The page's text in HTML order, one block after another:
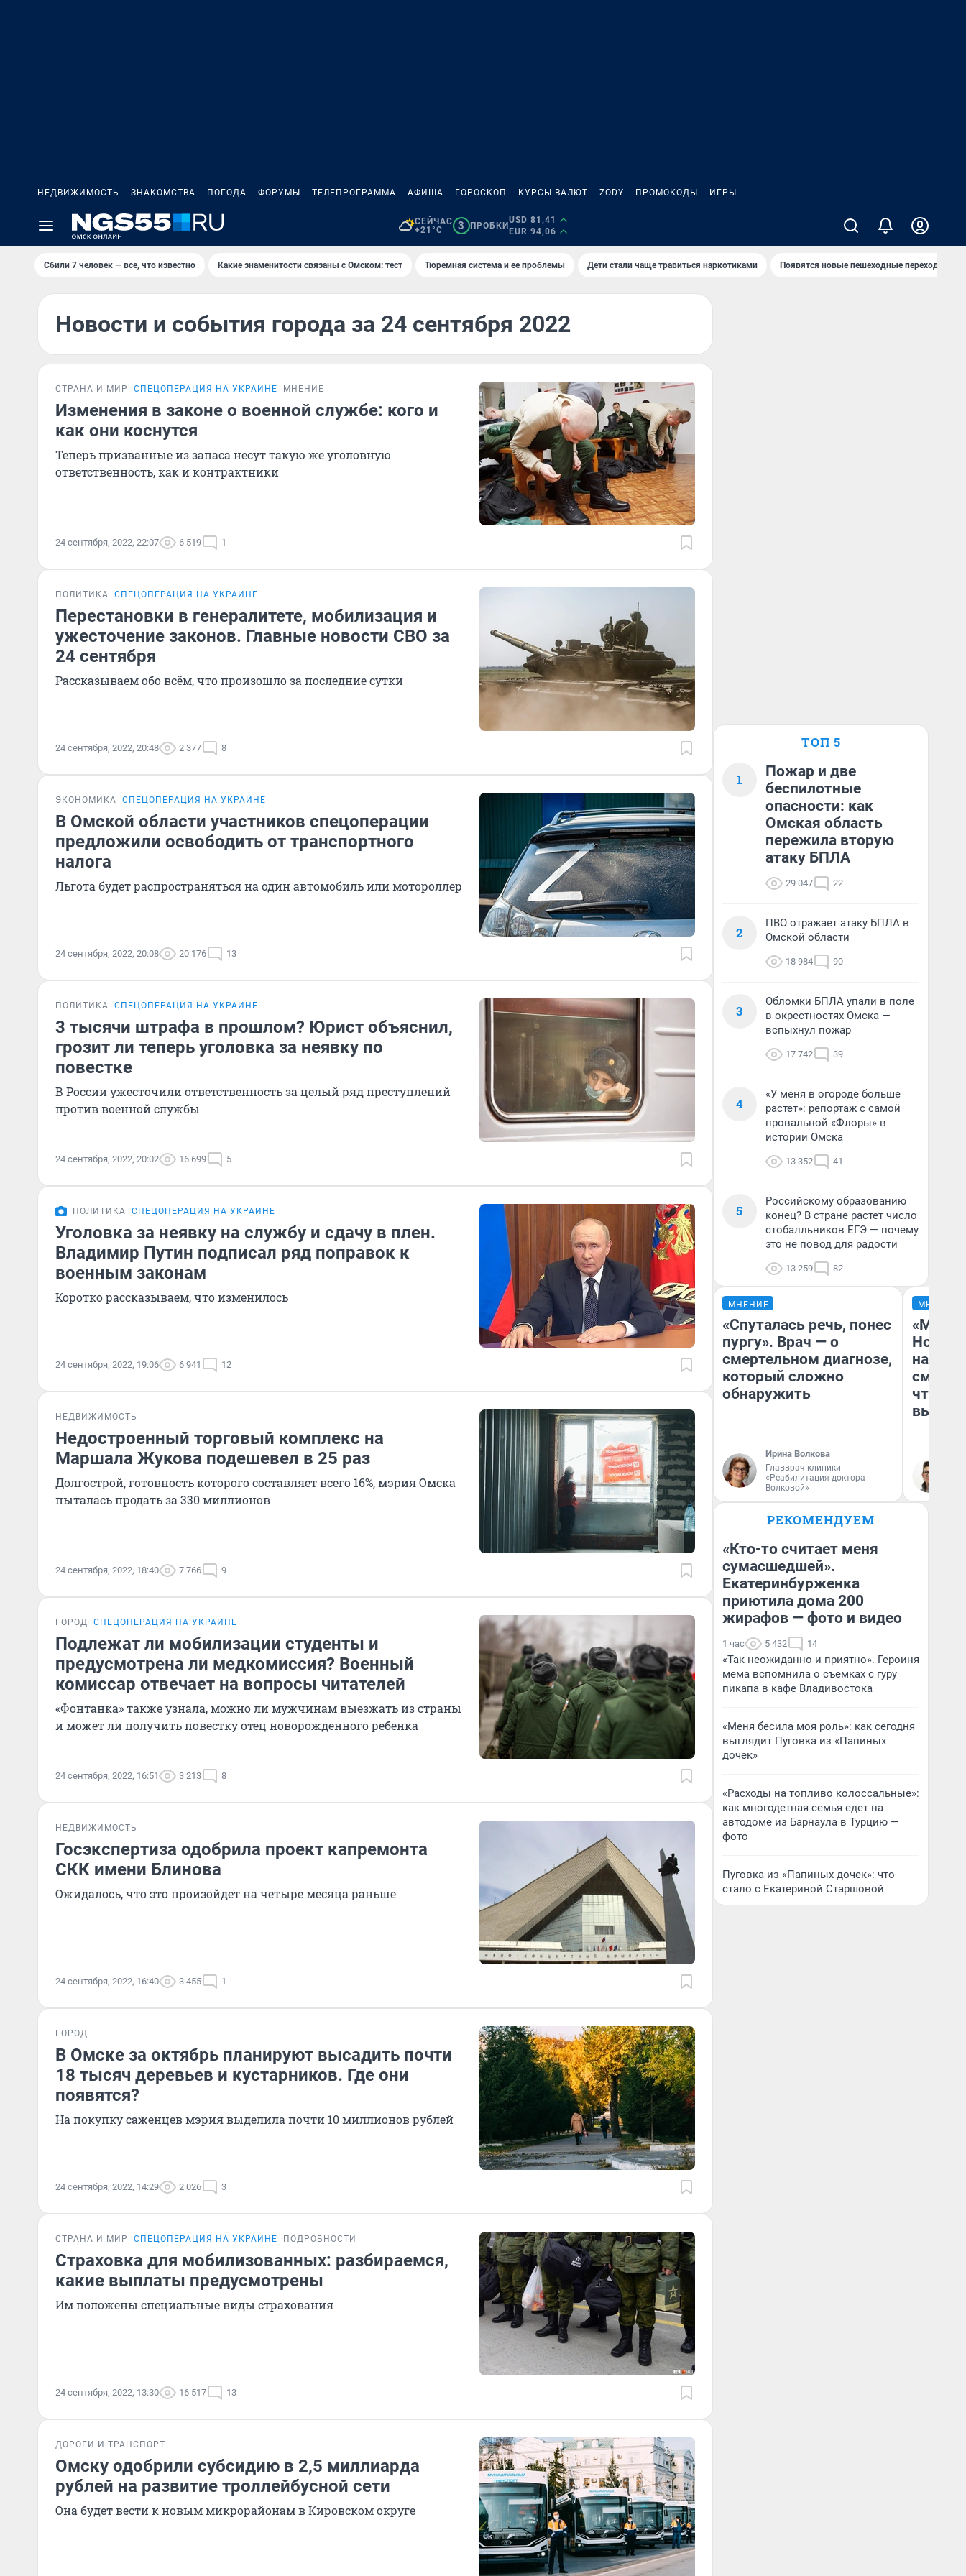
НЕДВИЖИМОСТЬ ЗНАКОМСТВА ПОГОДА ФОРУМЫ ТЕЛЕПРОГРАММА АФИША ГОРОСКОП КУРСЫ ВАЛЮТ ZODY ПРОМОКОДЫ ИГРЫ
СЕЙЧАС
+21°C
3 ПРОБКИ
USD 81,41
EUR 94,06
Сбили 7 человек — все, что известно Какие знаменитости связаны с Омском: тест Тюремная система и ее проблемы Дети стали чаще травиться наркотиками Появятся новые пешеходные переходы
Новости и события города за 24 сентября 2022
СТРАНА И МИР СПЕЦОПЕРАЦИЯ НА УКРАИНЕ МНЕНИЕ
Изменения в законе о военной службе: кого и
как они коснутся
Теперь призванные из запаса несут такую же уголовную
ответственность, как и контрактники
24 сентября, 2022, 22:07 6 519 1
ПОЛИТИКА СПЕЦОПЕРАЦИЯ НА УКРАИНЕ
Перестановки в генералитете, мобилизация и
ужесточение законов. Главные новости СВО за
24 сентября
Рассказываем обо всём, что произошло за последние сутки
24 сентября, 2022, 20:48 2 377 8
ЭКОНОМИКА СПЕЦОПЕРАЦИЯ НА УКРАИНЕ
В Омской области участников спецоперации
предложили освободить от транспортного
налога
Льгота будет распространяться на один автомобиль или мотороллер
24 сентября, 2022, 20:08 20 176 13
ПОЛИТИКА СПЕЦОПЕРАЦИЯ НА УКРАИНЕ
3 тысячи штрафа в прошлом? Юрист объяснил,
грозит ли теперь уголовка за неявку по
повестке
В России ужесточили ответственность за целый ряд преступлений
против военной службы
24 сентября, 2022, 20:02 16 699 5
ПОЛИТИКА СПЕЦОПЕРАЦИЯ НА УКРАИНЕ
Уголовка за неявку на службу и сдачу в плен.
Владимир Путин подписал ряд поправок к
военным законам
Коротко рассказываем, что изменилось
24 сентября, 2022, 19:06 6 941 12
НЕДВИЖИМОСТЬ
Недостроенный торговый комплекс на
Маршала Жукова подешевел в 25 раз
Долгострой, готовность которого составляет всего 16%, мэрия Омска
пыталась продать за 330 миллионов
24 сентября, 2022, 18:40 7 766 9
ГОРОД СПЕЦОПЕРАЦИЯ НА УКРАИНЕ
Подлежат ли мобилизации студенты и
предусмотрена ли медкомиссия? Военный
комиссар отвечает на вопросы читателей
«Фонтанка» также узнала, можно ли мужчинам выезжать из страны
и может ли получить повестку отец новорожденного ребенка
24 сентября, 2022, 16:51 3 213 8
НЕДВИЖИМОСТЬ
Госэкспертиза одобрила проект капремонта
СКК имени Блинова
Ожидалось, что это произойдет на четыре месяца раньше
24 сентября, 2022, 16:40 3 455 1
ГОРОД
В Омске за октябрь планируют высадить почти
18 тысяч деревьев и кустарников. Где они
появятся?
На покупку саженцев мэрия выделила почти 10 миллионов рублей
24 сентября, 2022, 14:29 2 026 3
СТРАНА И МИР СПЕЦОПЕРАЦИЯ НА УКРАИНЕ ПОДРОБНОСТИ
Страховка для мобилизованных: разбираемся,
какие выплаты предусмотрены
Им положены специальные виды страхования
24 сентября, 2022, 13:30 16 517 13
ДОРОГИ И ТРАНСПОРТ
Омску одобрили субсидию в 2,5 миллиарда
рублей на развитие троллейбусной сети
Она будет вести к новым микрорайонам в Кировском округе
ТОП 5
1
Пожар и две
беспилотные
опасности: как
Омская область
пережила вторую
атаку БПЛА
29 047 22
2
ПВО отражает атаку БПЛА в
Омской области
18 984 90
3
Обломки БПЛА упали в поле
в окрестностях Омска —
вспыхнул пожар
17 742 39
4
«У меня в огороде больше
растет»: репортаж с самой
провальной «Флоры» в
истории Омска
13 352 41
5
Российскому образованию
конец? В стране растет число
стобалльников ЕГЭ — почему
это не повод для радости
13 259 82
МНЕНИЕ
«Спуталась речь, понес
пургу». Врач — о
смертельном диагнозе,
который сложно
обнаружить
Ирина Волкова
Главврач клиники
«Реабилитация доктора
Волковой»
МНЕНИЕ
«Мы
чтобы
РЕКОМЕНДУЕМ
«Кто-то считает меня
сумасшедшей».
Екатеринбурженка
приютила дома 200
жирафов — фото и видео
1 час 5 432 14
«Так неожиданно и приятно». Героиня
мема вспомнила о съемках с гуру
пикапа в кафе Владивостока
«Меня бесила моя роль»: как сегодня
выглядит Пуговка из «Папиных
дочек»
«Расходы на топливо колоссальные»:
как многодетная семья едет на
автодоме из Барнаула в Турцию —
фото
Пуговка из «Папиных дочек»: что
стало с Екатериной Старшовой